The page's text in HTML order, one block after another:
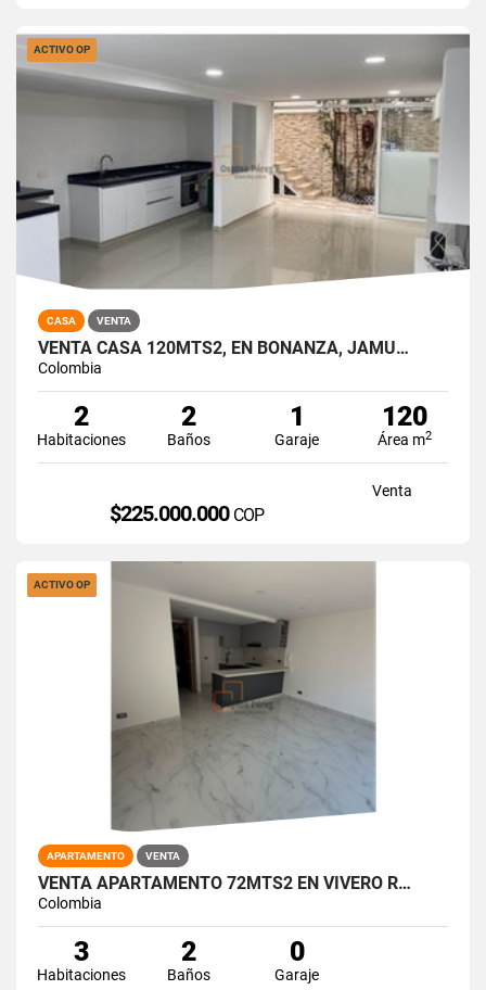
ACTIVO OP
CASA VENTA
VENTA CASA 120MTS2, EN BONANZA, JAMU…
Colombia
2
Habitaciones
2
Baños
1
Garaje
120
Área m2
Venta
$225.000.000 COP
ACTIVO OP
APARTAMENTO VENTA
VENTA APARTAMENTO 72MTS2 EN VIVERO R…
Colombia
3
Habitaciones
2
Baños
0
Garaje